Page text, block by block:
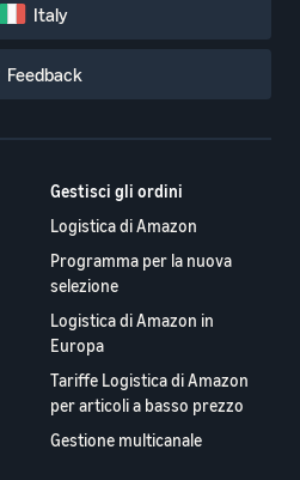
Italy
Feedback
Gestisci gli ordini
Logistica di Amazon
Programma per la nuova
selezione
Logistica di Amazon in
Europa
Tariffe Logistica di Amazon
per articoli a basso prezzo
Gestione multicanale